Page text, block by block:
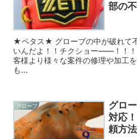
部の
★ペタス★ グローブの中が破れて
いんだよ！！チクショー――！！
客様より様々な案件の修理や加工
も...
グローブ
グロ
対応
頼方